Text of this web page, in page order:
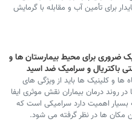
برای تأمین آب و مقابله با گرمایش
ضروری برای محیط بیمارستان ها و
باکتریال و سرامیک ضد اسید
ها و کلینیک ها باید از ویژگی های
در روند درمان بیماران نقش موثری ایفا
بسیار اهمیت دارد سرامیکی است که
مکان ها در نظر گرفته می شود.